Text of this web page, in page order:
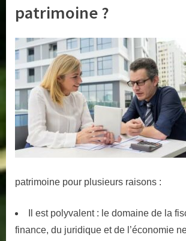
patrimoine ?
patrimoine pour plusieurs raisons :
Il est polyvalent : le domaine de la
finance, du juridique et de l’économie